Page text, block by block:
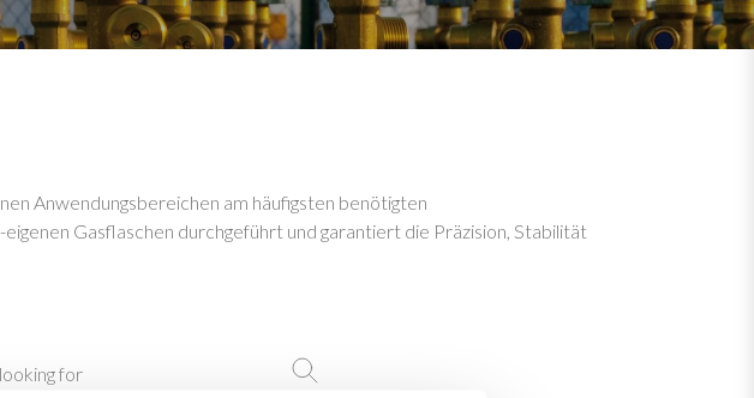
Anwendungsbereichen am häufigsten benötigten
Gasflaschen durchgeführt und garantiert die Präzision, Stabilität